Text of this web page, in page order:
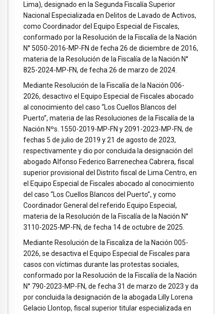
Lima), designado en la Segunda Fiscalía Superior
Nacional Especializada en Delitos de Lavado de Activos,
como Coordinador del Equipo Especial de Fiscales,
conformado por la Resolución de la Fiscalía de la Nación
N° 5050-2016-MP-FN de fecha 26 de diciembre de 2016,
materia de la Resolución de la Fiscalía de la Nación N°
825-2024-MP-FN, de fecha 26 de marzo de 2024.
Mediante Resolución de la Fiscalía de la Nación 006-
2026, desactivo el Equipo Especial de Fiscales abocado
al conocimiento del caso “Los Cuellos Blancos del
Puerto”, materia de las Resoluciones de la Fiscalía de la
Nación Nºs. 1550-2019-MP-FN y 2091-2023-MP-FN, de
fechas 5 de julio de 2019 y 21 de agosto de 2023,
respectivamente y dio por concluida la designación del
abogado Alfonso Federico Barrenechea Cabrera, fiscal
superior provisional del Distrito fiscal de Lima Centro, en
el Equipo Especial de Fiscales abocado al conocimiento
del caso “Los Cuellos Blancos del Puerto”, y como
Coordinador General del referido Equipo Especial,
materia de la Resolución de la Fiscalía de la Nación N°
3110-2025-MP-FN, de fecha 14 de octubre de 2025.
Mediante Resolución de la Fiscaliza de la Nación 005-
2026, se desactiva el Equipo Especial de Fiscales para
casos con víctimas durante las protestas sociales,
conformado por la Resolución de la Fiscalía de la Nación
N° 790-2023-MP-FN, de fecha 31 de marzo de 2023 y da
por concluida la designación de la abogada Lilly Lorena
Gelacio Llontop, fiscal superior titular especializada en